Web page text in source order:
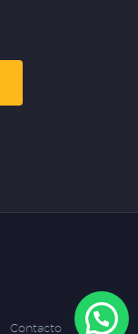
Contacto